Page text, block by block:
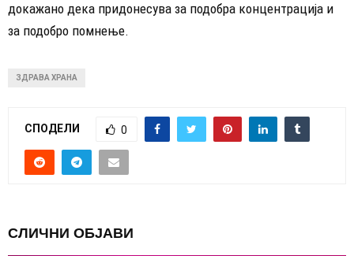
докажано дека придонесува за подобра концентрација и
за подобро помнење.
ЗДРАВА ХРАНА
СПОДЕЛИ 0
СЛИЧНИ ОБЈАВИ